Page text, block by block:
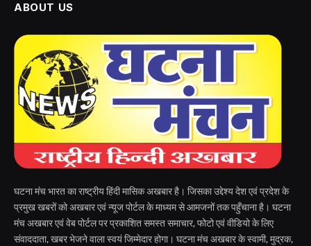
ABOUT US
घटना मंच भारत का राष्ट्रीय हिंदी मासिक अखबार है। जिसका उद्देश्य देश एवं प्रदेश के
प्रमुख खबरों को अखबार एवं न्यूज पोर्टल के माध्यम से आमजनों तक पहुँचाना है। घटना
मंच अखबार एवं वेब पोर्टल पर प्रकाशित समस्त समाचार, फोटो एवं वीडियो के लिए
संवाददाता, खबर भेजने वाला स्वयं जिम्मेदार होगा। घटना मंच अखबार के स्वामी, मुद्रक,